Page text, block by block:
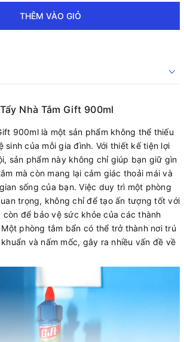
THÊM VÀO GIỎ
Nhà Tắm Gift 900ml
900ml là một sản phẩm không thể thiếu
sinh của mỗi gia đình. Với thiết kế tiện lợi
sản phẩm này không chỉ giúp bạn giữ gìn
mà còn mang lại cảm giác thoải mái và
sống của bạn. Việc duy trì một phòng
trọng, không chỉ để tạo ấn tượng tốt với
còn để bảo vệ sức khỏe của các thành
phòng tắm bẩn có thể trở thành nơi trú
và nấm mốc, gây ra nhiều vấn đề về